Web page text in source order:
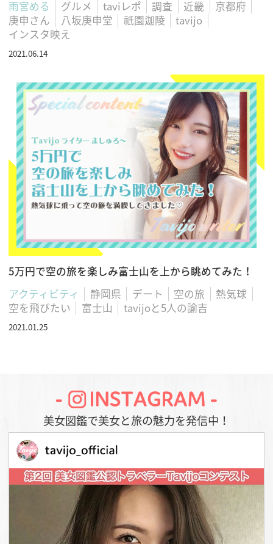
雨宮める グルメ taviレポ 調査 近畿
京都府
庚申さん
八坂庚申堂 祇園迦陵
tavijo
インスタ映え
2021.06.14
5万円で空の旅を楽しみ富士山を上から眺めてみた！
アクティビティ
静岡県 デート 空の旅
熱気球
空を飛びたい
富士山 tavijoと5人の諭吉
2021.01.25
美女図鑑で美女と旅の魅力を発信中！